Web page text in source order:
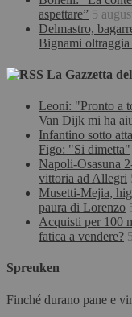
aspettare” 5
Delmastro,
Bignami oltraggia
La Gazzetta
Leoni: "Pronto a
Van Dijk mi ha
Infantino sotto
Figo: "Si dimetta"
Napoli-Osasuna
vittoria ad Allegri
Musetti-Mejia,
paura di Lorenzo
Acquisti per 100
fatica a vendere?
Spreuken
Finché durano pane e